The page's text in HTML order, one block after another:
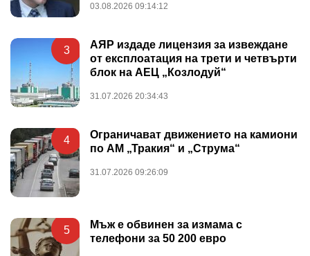
03.08.2026 09:14:12
3
АЯР издаде лицензия за извеждане
от експлоатация на трети и четвърти
блок на АЕЦ „Козлодуй“
31.07.2026 20:34:43
4
Ограничават движението на камиони
по АМ „Тракия“ и „Струма“
31.07.2026 09:26:09
5
Мъж е обвинен за измама с
телефони за 50 200 евро